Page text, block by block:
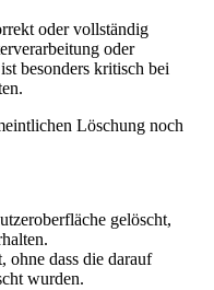
oder vollständig
oder
besonders kritisch bei
Löschung noch
gelöscht,
ohne dass die darauf
wurden.